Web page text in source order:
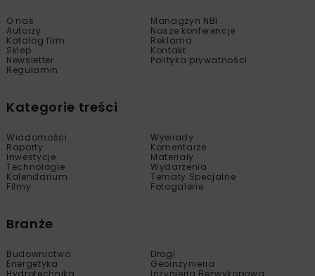
O nas
Managzyn NBI
Autorzy
Nasze konferencje
Katalog firm
Reklama
Sklep
Kontakt
Newsletter
Polityka prywatności
Regulamin
Kategorie treści
Wiadomości
Wywiady
Raporty
Komentarze
Inwestycje
Materiały
Technologie
Wydarzenia
Kalendarium
Tematy Specjalne
Filmy
Fotogalerie
Branże
Budownictwo
Drogi
Energetyka
Geoinżynieria
Hydrotechnika
Inżynieria Bezwykopowa